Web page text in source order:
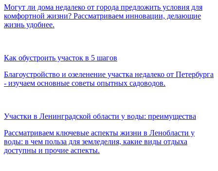
Могут ли дома недалеко от города предложить условия для
комфортной жизни? Рассматриваем инновации, делающие
жизнь удобнее.
Как обустроить участок в 5 шагов
Благоустройство и озеленение участка недалеко от Петербурга
- изучаем основные советы опытных садоводов.
Участки в Ленинградской области у воды: преимущества
Рассматриваем ключевые аспекты жизни в Ленобласти у
воды: в чем польза для земледелия, какие виды отдыха
доступны и прочие аспекты.